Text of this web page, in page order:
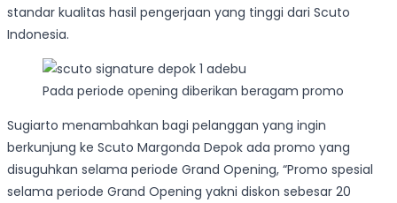
standar kualitas hasil pengerjaan yang tinggi dari Scuto
Indonesia.
Pada periode opening diberikan beragam promo
Sugiarto menambahkan bagi pelanggan yang ingin
berkunjung ke Scuto Margonda Depok ada promo yang
disuguhkan selama periode Grand Opening, “Promo spesial
selama periode Grand Opening yakni diskon sebesar 20